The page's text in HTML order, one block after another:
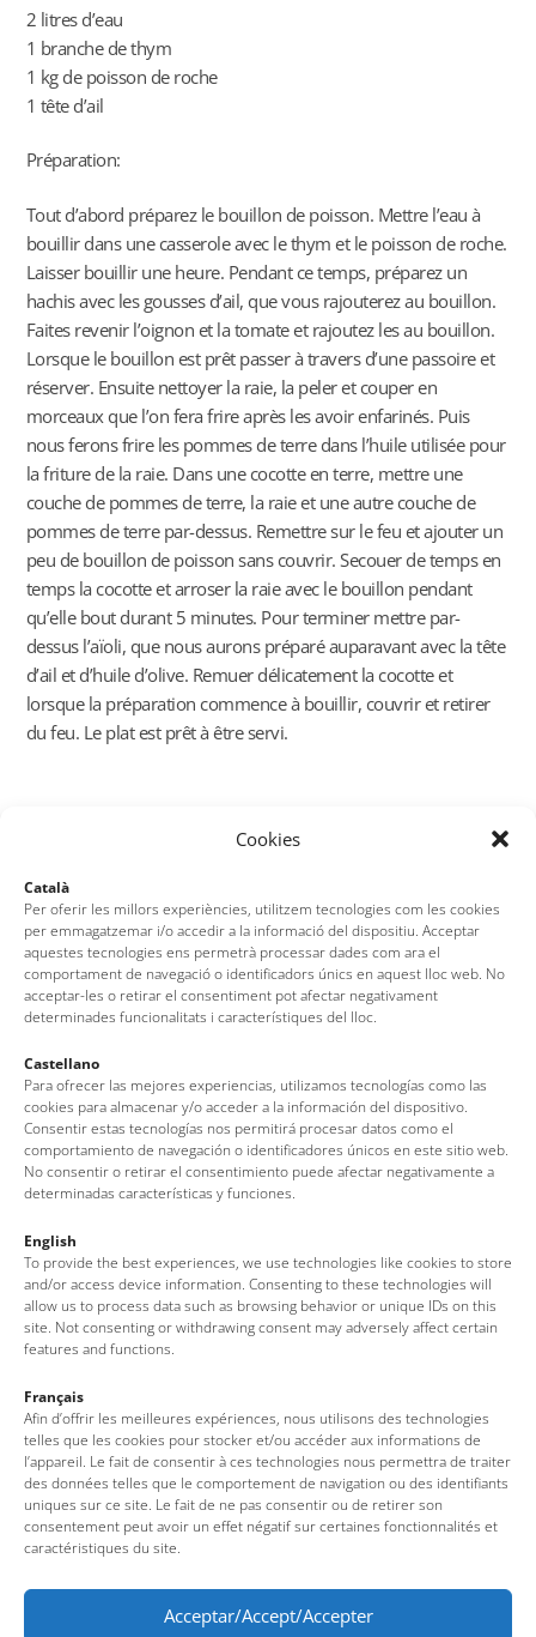
Cookies
Català
Per oferir les millors experiències, utilitzem tecnologies com les cookies
per emmagatzemar i/o accedir a la informació del dispositiu. Acceptar
aquestes tecnologies ens permetrà processar dades com ara el
comportament de navegació o identificadors únics en aquest lloc web. No
acceptar-les o retirar el consentiment pot afectar negativament
determinades funcionalitats i característiques del lloc.
Castellano
Para ofrecer las mejores experiencias, utilizamos tecnologías como las
cookies para almacenar y/o acceder a la información del dispositivo.
Consentir estas tecnologías nos permitirá procesar datos como el
comportamiento de navegación o identificadores únicos en este sitio web.
No consentir o retirar el consentimiento puede afectar negativamente a
determinadas características y funciones.
English
To provide the best experiences, we use technologies like cookies to store
and/or access device information. Consenting to these technologies will
allow us to process data such as browsing behavior or unique IDs on this
site. Not consenting or withdrawing consent may adversely affect certain
features and functions.
Français
Afin d’offrir les meilleures expériences, nous utilisons des technologies
telles que les cookies pour stocker et/ou accéder aux informations de
l’appareil. Le fait de consentir à ces technologies nous permettra de traiter
des données telles que le comportement de navigation ou des identifiants
uniques sur ce site. Le fait de ne pas consentir ou de retirer son
consentement peut avoir un effet négatif sur certaines fonctionnalités et
caractéristiques du site.
Acceptar/Accept/Accepter
2 litres d’eau
1 branche de thym
1 kg de poisson de roche
1 tête d’ail
Préparation:
Tout d’abord préparez le bouillon de poisson. Mettre l’eau à
bouillir dans une casserole avec le thym et le poisson de roche.
Laisser bouillir une heure. Pendant ce temps, préparez un
hachis avec les gousses d’ail, que vous rajouterez au bouillon.
Faites revenir l’oignon et la tomate et rajoutez les au bouillon.
Lorsque le bouillon est prêt passer à travers d’une passoire et
réserver. Ensuite nettoyer la raie, la peler et couper en
morceaux que l’on fera frire après les avoir enfarinés. Puis
nous ferons frire les pommes de terre dans l’huile utilisée pour
la friture de la raie. Dans une cocotte en terre, mettre une
couche de pommes de terre, la raie et une autre couche de
pommes de terre par-dessus. Remettre sur le feu et ajouter un
peu de bouillon de poisson sans couvrir. Secouer de temps en
temps la cocotte et arroser la raie avec le bouillon pendant
qu’elle bout durant 5 minutes. Pour terminer mettre par-
dessus l’aïoli, que nous aurons préparé auparavant avec la tête
d’ail et d’huile d’olive. Remuer délicatement la cocotte et
lorsque la préparation commence à bouillir, couvrir et retirer
du feu. Le plat est prêt à être servi.
La cuisine de Tossa
Le groupe de Cuisine Tradtionnelle de Tossa
La recette du ``cim i tomba``
Office de Tourisme de Tossa de Mar